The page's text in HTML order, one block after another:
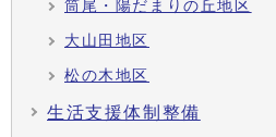
筒尾・陽だまりの丘地区
大山田地区
松の木地区
生活支援体制整備